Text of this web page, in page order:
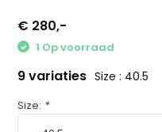
€ 280,-
1 Op voorraad
9 variaties Size : 40.5
Size: *